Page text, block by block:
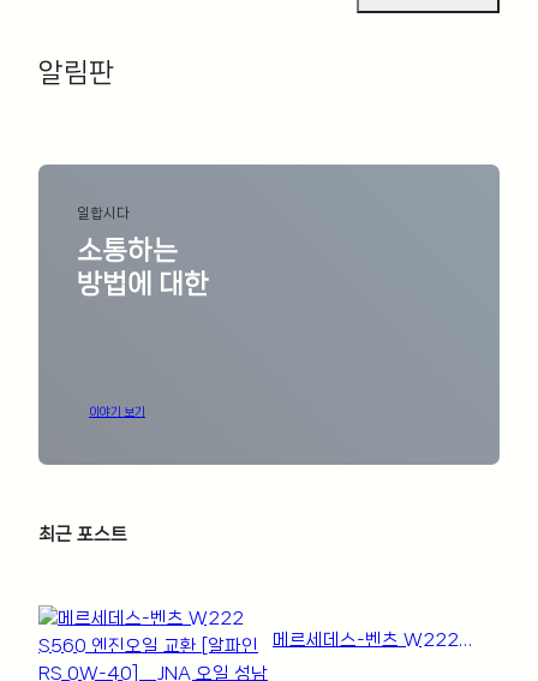
알림판
일합시다
소통하는
방법에 대한
이야기 보기
최근 포스트
메르세데스-벤츠 W222